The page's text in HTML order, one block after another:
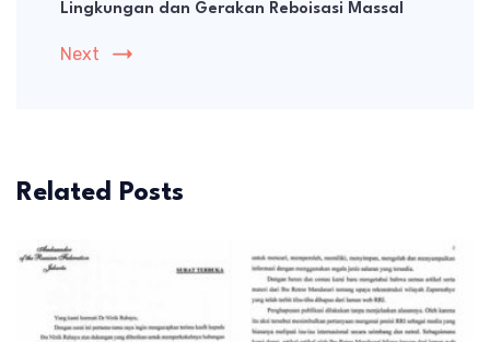
Lingkungan dan Gerakan Reboisasi Massal
Next
Related Posts